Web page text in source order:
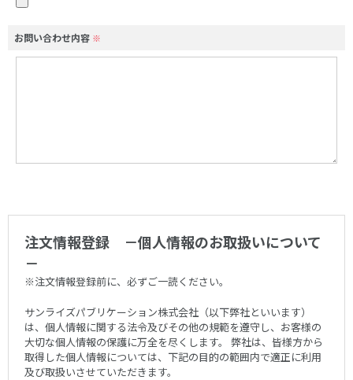
お問い合わせ内容 ※
注文情報登録 －個人情報のお取扱いについて
－
※注文情報登録前に、必ずご一読ください。
サンライズパブリケーション株式会社（以下弊社といいます）
は、個人情報に関する法令及びその他の規範を遵守し、お客様の
大切な個人情報の保護に万全を尽くします。 弊社は、皆様方から
取得した個人情報については、下記の目的の範囲内で適正に利用
及び取扱いさせていただきます。